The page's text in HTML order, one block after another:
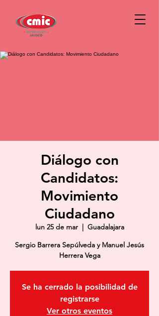
Diálogo con
Candidatos:
Movimiento
Ciudadano
lun 25 de mar
  |
Guadalajara
Sergio Barrera Sepúlveda y Manuel Jesús
Herrera Vega
Se ha cerrado la posibilidad de
registrarse
Ver otros eventos